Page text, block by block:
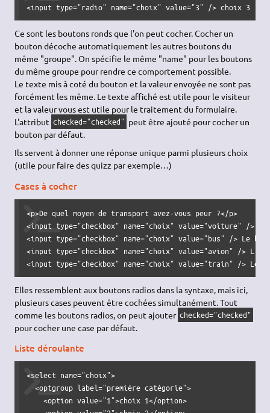
<input type="radio" name="choix" value="3" /> choix 3
Ce sont les boutons ronds que l'on peut cocher. Cocher un
bouton décoche automatiquement les autres boutons du
même "groupe". On spécifie le même "name" pour les boutons
du même groupe pour rendre ce comportement possible.
Le texte mis à coté du bouton et la valeur envoyée ne sont pas
forcément les même. Le texte affiché est utile pour le visiteur
et la valeur vous est utile pour le traitement du formulaire.
L'attribut checked="checked" peut être ajouté pour cocher un
bouton par défaut.
Ils servent à donner une réponse unique parmi plusieurs choix
(utile pour faire des quizz par exemple…)
Cases à cocher
<p>De quel moyen de transport avez-vous peur ?</p>
<input type="checkbox" name="choix" value="voiture" />
<input type="checkbox" name="choix" value="bus" /> Le bus
<input type="checkbox" name="choix" value="avion" />
<input type="checkbox" name="choix" value="train" /> Le
Elles ressemblent aux boutons radios dans la syntaxe, mais ici,
plusieurs cases peuvent être cochées simultanément. Tout
comme les boutons radios, on peut ajouter checked="checked"
pour cocher une case par défaut.
Liste déroulante
<select name="choix">
  <optgroup label="première catégorie">
    <option value="1">choix 1</option>